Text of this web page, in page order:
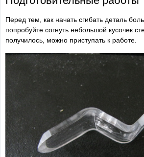
Перед тем, как начать сгибать деталь
попробуйте согнуть небольшой кусочек
получилось, можно приступать к работе.